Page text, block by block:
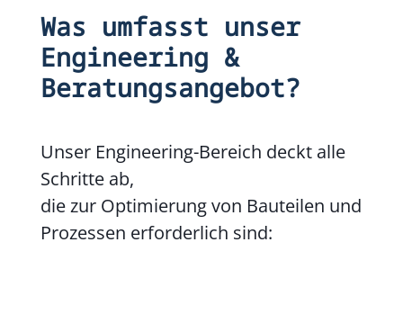
Was umfasst unser
Engineering &
Beratungsangebot?
Unser Engineering-Bereich deckt alle
Schritte ab,
die zur Optimierung von Bauteilen und
Prozessen erforderlich sind: